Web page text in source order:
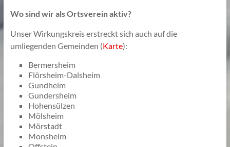
Wo sind wir als Ortsverein aktiv?
Unser Wirkungskreis erstreckt sich auch auf die
umliegenden Gemeinden (Karte):
Bermersheim
Flörsheim-Dalsheim
Gundheim
Gundersheim
Hohensülzen
Mölsheim
Mörstadt
Monsheim